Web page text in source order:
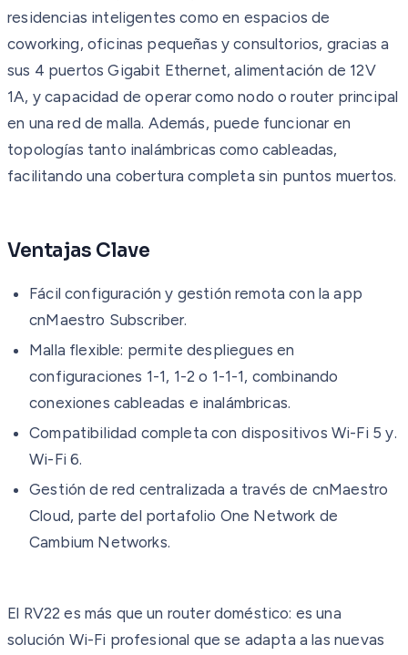
residencias inteligentes como en espacios de
coworking, oficinas pequeñas y consultorios, gracias a
sus 4 puertos Gigabit Ethernet, alimentación de 12V
1A, y capacidad de operar como nodo o router principal
en una red de malla. Además, puede funcionar en
topologías tanto inalámbricas como cableadas,
facilitando una cobertura completa sin puntos muertos.
Ventajas Clave
Fácil configuración y gestión remota con la app
cnMaestro Subscriber.
Malla flexible: permite despliegues en
configuraciones 1-1, 1-2 o 1-1-1, combinando
conexiones cableadas e inalámbricas.
Compatibilidad completa con dispositivos Wi-Fi 5 y.
Wi-Fi 6.
Gestión de red centralizada a través de cnMaestro
Cloud, parte del portafolio One Network de
Cambium Networks.
El RV22 es más que un router doméstico: es una
solución Wi-Fi profesional que se adapta a las nuevas